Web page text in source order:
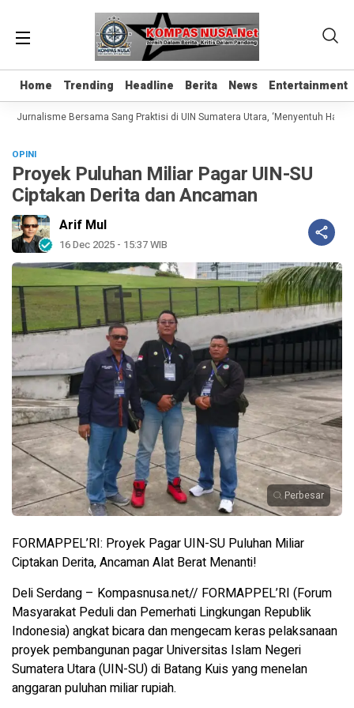
Home Trending Headline Berita News Entertainment
Home Trending Headline Berita News Entertainment
Jurnalisme Bersama Sang Praktisi di UIN Sumatera Utara, ‘Menyentuh Hati
OPINI
Proyek Puluhan Miliar Pagar UIN-SU
Ciptakan Derita dan Ancaman
Arif Mul
16 Dec 2025 - 15:37 WIB
Perbesar
FORMAPPEL’RI: Proyek Pagar UIN-SU Puluhan Miliar
Ciptakan Derita, Ancaman Alat Berat Menanti!
Deli Serdang – Kompasnusa.net// FORMAPPEL’RI (Forum
Masyarakat Peduli dan Pemerhati Lingkungan Republik
Indonesia) angkat bicara dan mengecam keras pelaksanaan
proyek pembangunan pagar Universitas Islam Negeri
Sumatera Utara (UIN-SU) di Batang Kuis yang menelan
anggaran puluhan miliar rupiah.